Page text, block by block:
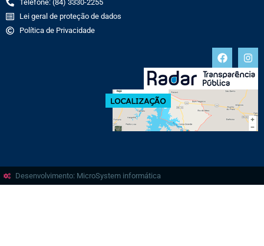
Telefone: (84) 3330-2255
Lei geral de proteção de dados
Política de Privacidade
Desenvolvimento: MicroSystem informática